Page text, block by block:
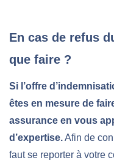
En cas de refus
que faire ?
Si l’offre
êtes en mesure de
assurance en vous
d’expertise.Afin de
faut se reporter à votre